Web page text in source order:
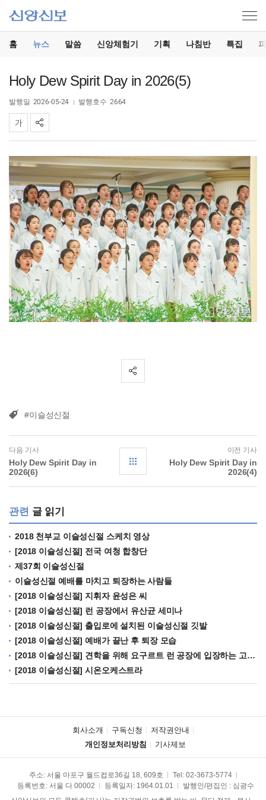
홈 뉴스 말씀 신앙체험기 기획 나침반 특집
Holy Dew Spirit Day in 2026(5)
발행일 2026-05-24 발행호수 2664
#이슬성신절
다음 기사
Holy Dew Spirit Day in
2026(6)
이전 기사
Holy Dew Spirit Day in
2026(4)
관련 글 읽기
2018 천부교 이슬성신절 스케치 영상
[2018 이슬성신절] 전국 여청 합창단
제37회 이슬성신절
이슬성신절 예배를 마치고 퇴장하는 사람들
[2018 이슬성신절] 지휘자 윤성은 씨
[2018 이슬성신절] 런 공장에서 유산균 세미나
[2018 이슬성신절] 출입로에 설치된 이슬성신절 깃발
[2018 이슬성신절] 예배가 끝난 후 퇴장 모습
[2018 이슬성신절] 견학을 위해 요구르트 런 공장에 입장하는 고객들
[2018 이슬성신절] 시온오케스트라
회사소개 구독신청
저작권안내
개인정보처리방침
기사제보
주소: 서울 마포구 월드컵로36길 18, 609호 Tel: 02-3673-5774
등록번호: 서울 다 00002
등록일자: 1964.01.01
발행인/편집인 : 심광수